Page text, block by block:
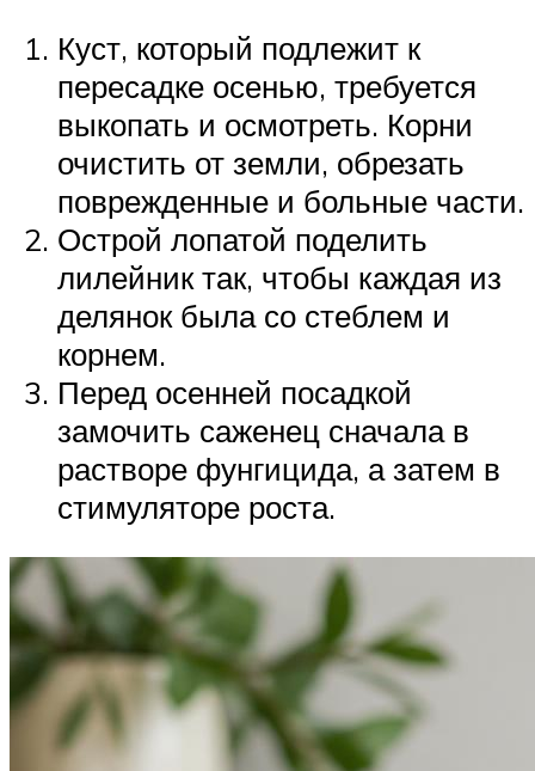
Куст, который подлежит к
пересадке осенью, требуется
выкопать и осмотреть. Корни
очистить от земли, обрезать
поврежденные и больные части.
Острой лопатой поделить
лилейник так, чтобы каждая из
делянок была со стеблем и
корнем.
Перед осенней посадкой
замочить саженец сначала в
растворе фунгицида, а затем в
стимуляторе роста.